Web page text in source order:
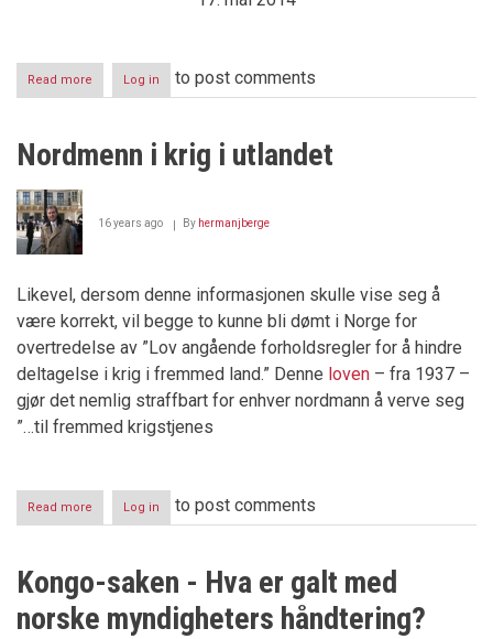
Read more about
GRATULERER
NASJONALSANG
Log in to post comments
Nordmenn i krig i utlandet
16 years ago By hermanjberge
Likevel, dersom denne informasjonen skulle vise seg å
være korrekt, vil begge to kunne bli dømt i Norge for
overtredelse av ”Lov angående forholdsregler for å hindre
deltagelse i krig i fremmed land.” Denne loven – fra 1937 –
gjør det nemlig straffbart for enhver nordmann å verve seg
”…til fremmed krigstjenes
Read more
Nordmenn
i
Log in to post comments
Kongo-saken - Hva er galt med
norske myndigheters håndtering?